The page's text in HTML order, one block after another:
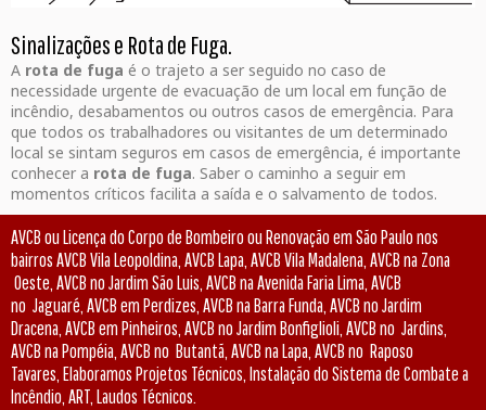
Sinalizações e Rota de Fuga.
A rota de fuga é o trajeto a ser seguido no caso de
necessidade urgente de evacuação de um local em função de
incêndio, desabamentos ou outros casos de emergência. Para
que todos os trabalhadores ou visitantes de um determinado
local se sintam seguros em casos de emergência, é importante
conhecer a rota de fuga. Saber o caminho a seguir em
momentos críticos facilita a saída e o salvamento de todos.
AVCB ou Licença do Corpo de Bombeiro ou Renovação em São Paulo nos
bairros AVCB Vila Leopoldina, AVCB Lapa, AVCB Vila Madalena, AVCB na Zona
Oeste, AVCB no Jardim São Luis, AVCB na Avenida Faria Lima, AVCB
no Jaguaré, AVCB em Perdizes, AVCB na Barra Funda, AVCB no Jardim
Dracena, AVCB em Pinheiros, AVCB no Jardim Bonfiglioli, AVCB no Jardins,
AVCB na Pompéia, AVCB no Butantã, AVCB na Lapa, AVCB no Raposo
Tavares, Elaboramos Projetos Técnicos, Instalação do Sistema de Combate a
Incêndio, ART, Laudos Técnicos.